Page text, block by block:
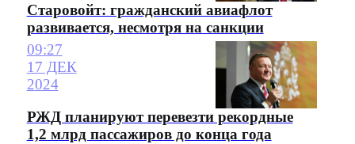
Старовойт: гражданский авиафлот
развивается, несмотря на санкции
09:27
17 ДЕК
2024
РЖД планируют перевезти рекордные
1,2 млрд пассажиров до конца года